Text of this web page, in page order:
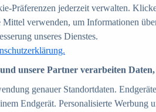
zu mehr als 39.000 Online-Shops
Präferenzen jederzeit verwalten.
Mittel verwenden, um Informationen
unseres Dienstes.
unsere Partner verarbeiten
genauer Standortdaten.
Endgerät. Personalisierte Werbung